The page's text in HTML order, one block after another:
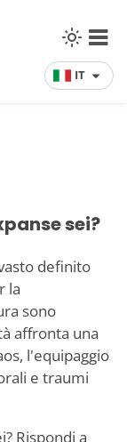
IT
sei?
definito
la
sono
affronta una
l'equipaggio
e traumi
Rispondi a